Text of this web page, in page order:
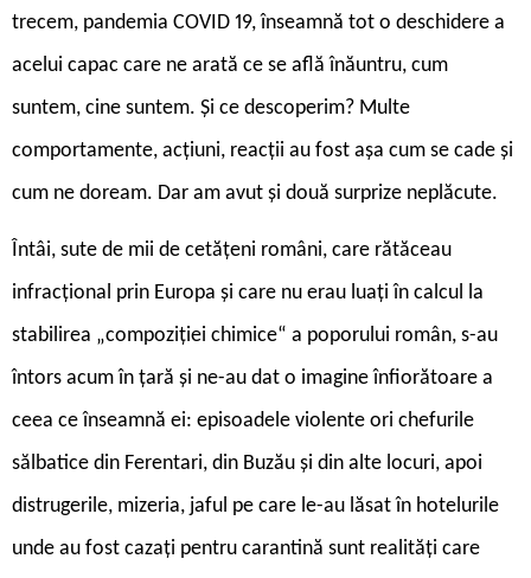
trecem, pandemia COVID 19, înseamnă tot o deschidere a
acelui capac care ne arată ce se află înăuntru, cum
suntem, cine suntem. Și ce descoperim? Multe
comportamente, acțiuni, reacții au fost așa cum se cade și
cum ne doream. Dar am avut și două surprize neplăcute.
Întâi, sute de mii de cetățeni români, care rătăceau
infracțional prin Europa și care nu erau luați în calcul la
stabilirea „compoziției chimice“ a poporului român, s-au
întors acum în țară și ne-au dat o imagine înfiorătoare a
ceea ce înseamnă ei: episoadele violente ori chefurile
sălbatice din Ferentari, din Buzău și din alte locuri, apoi
distrugerile, mizeria, jaful pe care le-au lăsat în hotelurile
unde au fost cazați pentru carantină sunt realități care